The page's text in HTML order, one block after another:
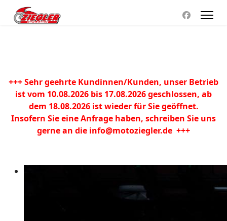
+++ Sehr geehrte Kundinnen/Kunden, unser Betrieb
ist vom 10.08.2026 bis 17.08.2026 geschlossen, ab
dem 18.08.2026 ist wieder für Sie geöffnet.
Insofern Sie eine Anfrage haben, schreiben Sie uns
gerne an die info@motoziegler.de +++